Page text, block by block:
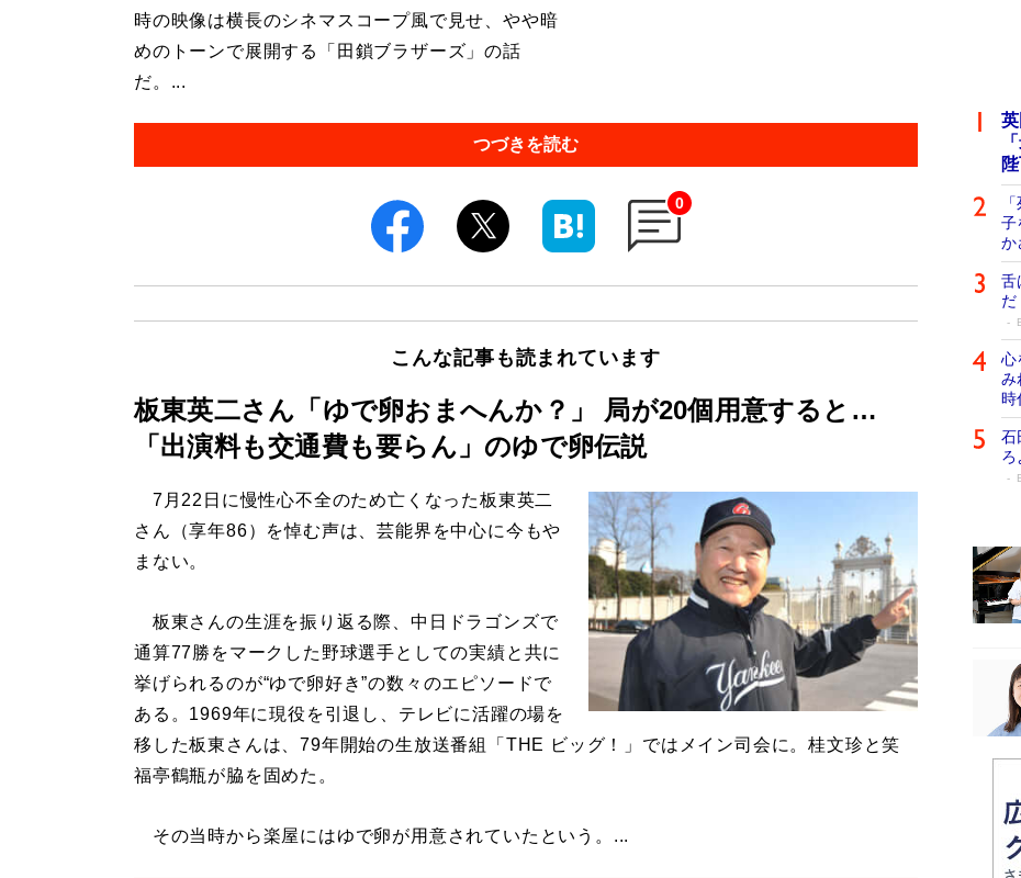
時の映像は横長のシネマスコープ風で見せ、やや暗
めのトーンで展開する「田鎖ブラザーズ」の話
だ。...
つづきを読む
0
こんな記事も読まれています
板東英二さん「ゆで卵おまへんか？」 局が20個用意すると…
「出演料も交通費も要らん」のゆで卵伝説
7月22日に慢性心不全のため亡くなった板東英二
さん（享年86）を悼む声は、芸能界を中心に今もや
まない。
板東さんの生涯を振り返る際、中日ドラゴンズで
通算77勝をマークした野球選手としての実績と共に
挙げられるのが“ゆで卵好き”の数々のエピソードで
ある。1969年に現役を引退し、テレビに活躍の場を
移した板東さんは、79年開始の生放送番組「THE ビッグ！」ではメイン司会に。桂文珍と笑
福亭鶴瓶が脇を固めた。
その当時から楽屋にはゆで卵が用意されていたという。...
子
か
舌
だ
心
み
時
石
ろ
「
家
す
和